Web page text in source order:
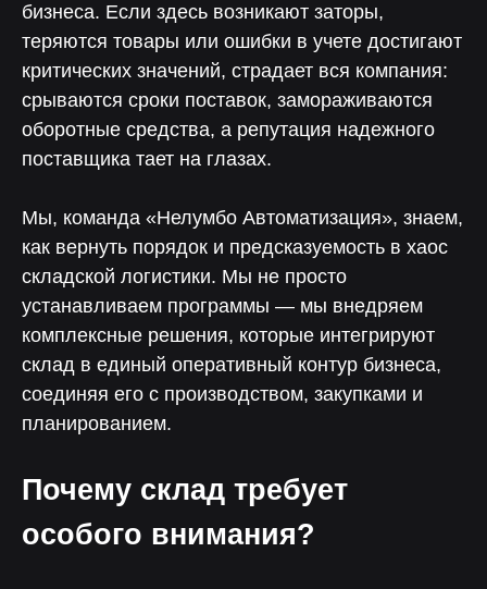
бизнеса. Если здесь возникают заторы,
теряются товары или ошибки в учете достигают
критических значений, страдает вся компания:
срываются сроки поставок, замораживаются
оборотные средства, а репутация надежного
поставщика тает на глазах.
Мы, команда «Нелумбо Автоматизация», знаем,
как вернуть порядок и предсказуемость в хаос
складской логистики. Мы не просто
устанавливаем программы — мы внедряем
комплексные решения, которые интегрируют
склад в единый оперативный контур бизнеса,
соединяя его с производством, закупками и
планированием.
Почему склад требует
особого внимания?